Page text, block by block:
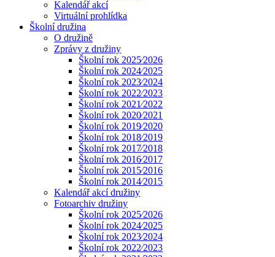
Kalendář akcí
Virtuální prohlídka
Školní družina
O družině
Zprávy z družiny
Školní rok 2025⁄2026
Školní rok 2024⁄2025
Školní rok 2023⁄2024
Školní rok 2022⁄2023
Školní rok 2021⁄2022
Školní rok 2020⁄2021
Školní rok 2019⁄2020
Školní rok 2018⁄2019
Školní rok 2017⁄2018
Školní rok 2016⁄2017
Školní rok 2015⁄2016
Školní rok 2014⁄2015
Kalendář akcí družiny
Fotoarchiv družiny
Školní rok 2025⁄2026
Školní rok 2024⁄2025
Školní rok 2023⁄2024
Školní rok 2022⁄2023